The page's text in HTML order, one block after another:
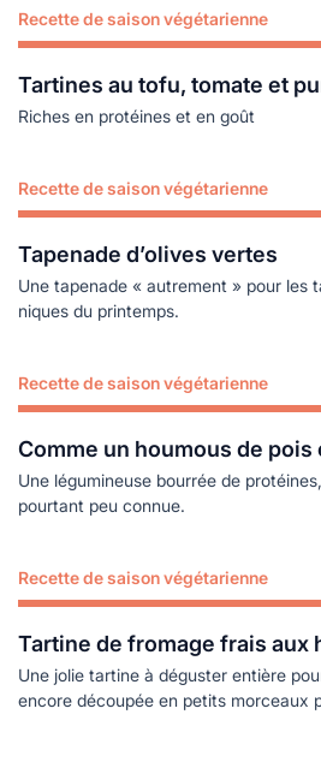
Recette de saison végétarienne
Tartines au tofu, tomate et
Riches en protéines et en goût
Lire plus
Recette de saison végétarienne
Tapenade d’olives vertes
Une tapenade « autrement » pour les
niques du printemps.
Lire plus
Recette de saison végétarienne
Comme un houmous de pois
Une légumineuse bourrée de
pourtant peu connue.
Lire plus
Recette de saison végétarienne
Tartine de fromage frais aux
Une jolie tartine à déguster entière
encore découpée en petits morceaux
Lire plus